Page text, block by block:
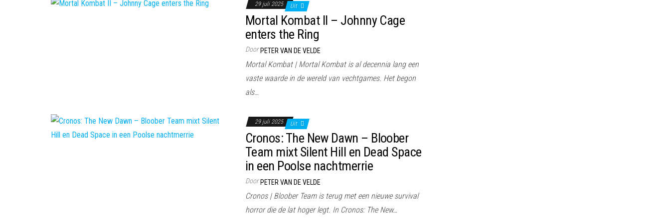
29 juli 2025 Uit
Mortal Kombat II – Johnny Cage
enters the Ring
Door PETER VAN DE VELDE
Mortal Kombat | Mortal Kombat is al decennia lang een
vaste waarde in de wereld van vechtgames. Het begon
als…
29 juli 2025 Uit
Cronos: The New Dawn – Bloober
Team mixt Silent Hill en Dead Space
in een Poolse nachtmerrie
Door PETER VAN DE VELDE
Cronos | Bloober Team is terug met een nieuwe survival
horror die de lat hoger legt. In Cronos: The New…